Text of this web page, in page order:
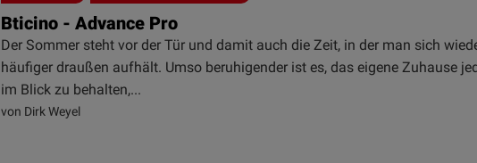
Bticino - Advance Pro
Der Sommer steht vor der Tür und damit auch die Zeit, in der man sich
häufiger draußen aufhält. Umso beruhigender ist es, das eigene Zuhause
im Blick zu behalten,...
von Dirk Weyel